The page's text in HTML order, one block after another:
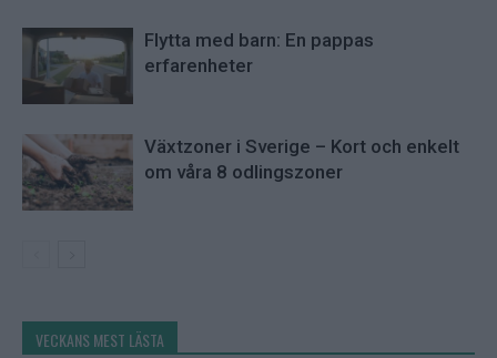
Flytta med barn: En pappas
erfarenheter
Växtzoner i Sverige – Kort och enkelt
om våra 8 odlingszoner
VECKANS MEST LÄSTA